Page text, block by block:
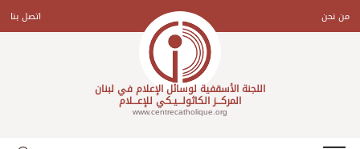
contentمن نحن اتصل بنا
اللجنة الأسقفية لوسائل الإعلام في لبنان
المركـــز الكاثولـــيـكي للإعـــلام
www.centrecatholique.org